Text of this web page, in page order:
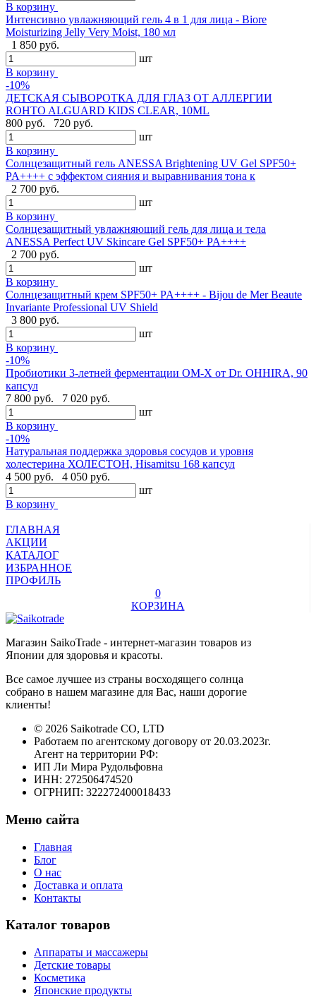
В корзину
Интенсивно увлажняющий гель 4 в 1 для лица - Biore
Moisturizing Jelly Very Moist, 180 мл
1 850 руб.
шт
В корзину
-10%
ДЕТСКАЯ СЫВОРОТКА ДЛЯ ГЛАЗ ОТ АЛЛЕРГИИ
ROHTO ALGUARD KIDS CLEAR, 10ML
800 руб.
720 руб.
шт
В корзину
Солнцезащитный гель ANESSA Brightening UV Gel SPF50+
PA++++ с эффектом сияния и выравнивания тона к
2 700 руб.
шт
В корзину
Солнцезащитный увлажняющий гель для лица и тела
ANESSA Perfect UV Skincare Gel SPF50+ PA++++
2 700 руб.
шт
В корзину
Cолнцезащитный крем SPF50+ PA++++ - Bijou de Mer Beaute
Invariante Professional UV Shield
3 800 руб.
шт
В корзину
-10%
Пробиотики 3-летней ферментации OM-X от Dr. OHHIRA, 90
капсул
7 800 руб.
7 020 руб.
шт
В корзину
-10%
Натуральная поддержка здоровья сосудов и уровня
холестерина ХОЛЕСТОН, Hisamitsu 168 капсул
4 500 руб.
4 050 руб.
шт
В корзину
ГЛАВНАЯ
АКЦИИ
КАТАЛОГ
ИЗБРАННОЕ
ПРОФИЛЬ
0
КОРЗИНА
Магазин SaikoTrade - интернет-магазин товаров из
Японии для здоровья и красоты.
Все самое лучшее из страны восходящего солнца
собрано в нашем магазине для Вас, наши дорогие
клиенты!
© 2026 Saikotrade CO, LTD
Работаем по агентскому договору от 20.03.2023г.
Агент на территории РФ:
ИП Ли Мира Рудольфовна
ИНН: 272506474520
ОГРНИП: 322272400018433
Меню сайта
Главная
Блог
О нас
Доставка и оплата
Контакты
Каталог товаров
Аппараты и массажеры
Детские товары
Косметика
Японские продукты